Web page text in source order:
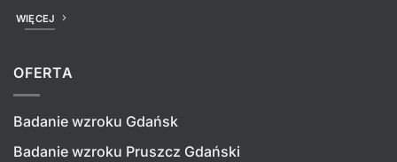
WIĘCEJ
OFERTA
Badanie wzroku Gdańsk
Badanie wzroku Pruszcz Gdański